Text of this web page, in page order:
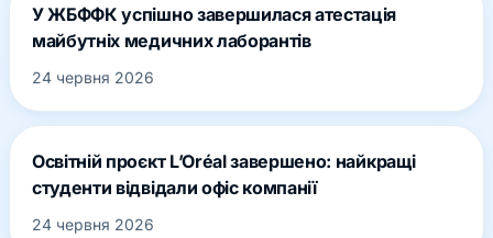
У ЖБФФК успішно завершилася атестація
майбутніх медичних лаборантів
24 червня 2026
Освітній проєкт L’Oréal завершено: найкращі
студенти відвідали офіс компанії
24 червня 2026